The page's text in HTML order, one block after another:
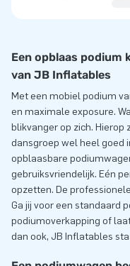
Een opblaas podium
van JB Inflatables
Met een mobiel podium
en maximale exposure.
blikvanger op zich. Hierop
dansgroep wel heel goed
opblaasbare
gebruiksvriendelijk. Eén
opzetten. De
Ga jij voor een standaard
podiumoverkapping of
dan ook, JB Inflatables